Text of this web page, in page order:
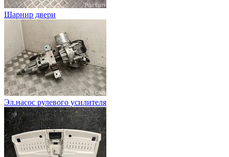
Шарнир двери
Эл.насос рулевого усилителя